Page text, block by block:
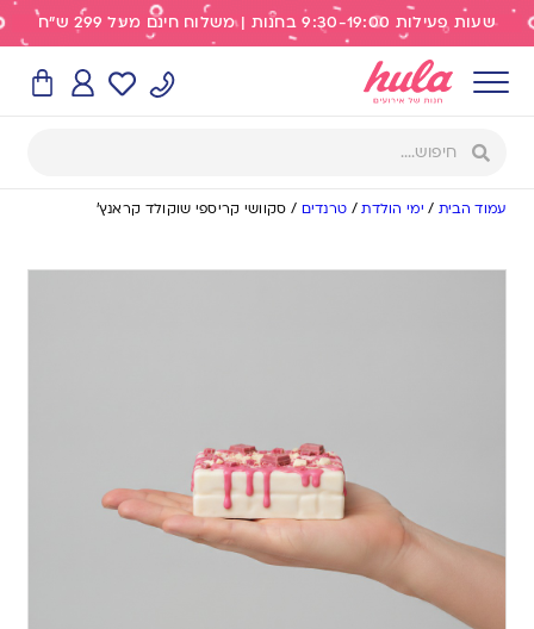
שעות פעילות 9:30-19:00 בחנות | משלוח חינם מעל 299 ש"ח
עמוד הבית / ימי הולדת/ טרנדים / סקוושי קריספי שוקולד קראנץ’